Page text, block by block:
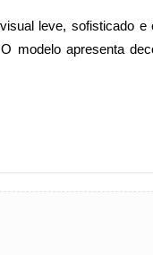
leve, sofisticado
modelo apresenta